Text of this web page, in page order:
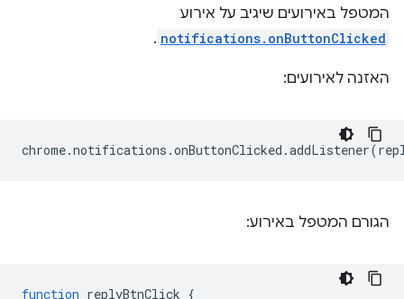
המטפל באירועים שיגיב על אירוע
notifications.onButtonClicked
.
האזנה לאירועים:
chrome.notifications .onButtonClicked .addListener(
הגורם המטפל באירוע:
function replyBtnClick {